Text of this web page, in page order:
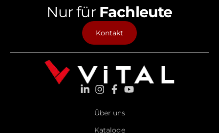
Nur für Fachleute
Kontakt
Über uns
Kataloge